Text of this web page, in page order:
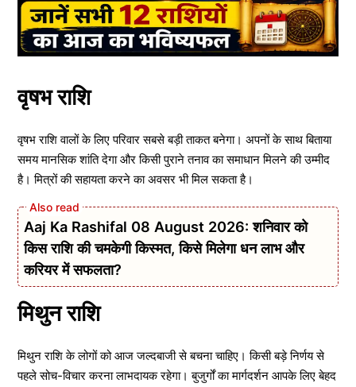
वृषभ राशि
वृषभ राशि वालों के लिए परिवार सबसे बड़ी ताकत बनेगा। अपनों के साथ बिताया
समय मानसिक शांति देगा और किसी पुराने तनाव का समाधान मिलने की उम्मीद
है। मित्रों की सहायता करने का अवसर भी मिल सकता है।
Aaj Ka Rashifal 08 August 2026: शनिवार को
किस राशि की चमकेगी किस्मत, किसे मिलेगा धन लाभ और
करियर में सफलता?
मिथुन राशि
मिथुन राशि के लोगों को आज जल्दबाजी से बचना चाहिए। किसी बड़े निर्णय से
पहले सोच-विचार करना लाभदायक रहेगा। बुजुर्गों का मार्गदर्शन आपके लिए बेहद